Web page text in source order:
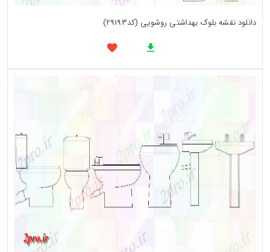
دانلود نقشه بلوک بهداشتی روشویی (کد29193)